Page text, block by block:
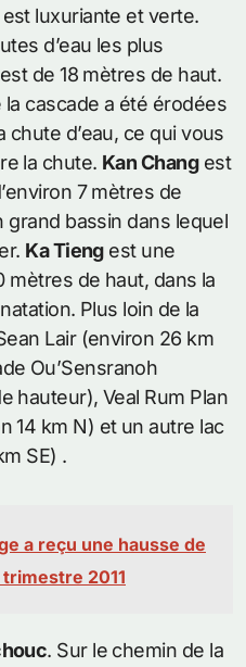
luxuriante et verte.
d’eau les plus
de 18 mètres de haut.
cascade a été érodées
d’eau, ce qui vous
la chute. Kan Changest
7 mètres de
grand bassin dans lequel
Ka Tiengest une
mètres de haut, dans la
Plus loin de la
Lair (environ 26 km
Ou’Sensranoh
hauteur), Veal Rum Plan
14 km N) et un autre lac
SE) .
a reçu une hausse de
2011
. Sur le chemin de la